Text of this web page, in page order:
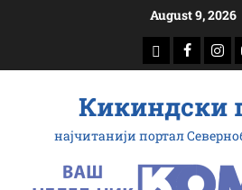
August 9, 2026
доwнлоад
Кикиндски
најчитанији портал